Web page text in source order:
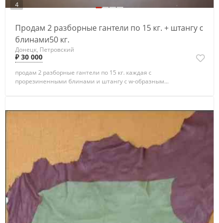
4
Продам 2 разборные гантели по 15 кг. + штангу с
блинами50 кг.
Донецк, Петровский
₽ 30 000
продам 2 разборные гантели по 15 кг. каждая с
прорезиненными блинами и штангу с w-образным...